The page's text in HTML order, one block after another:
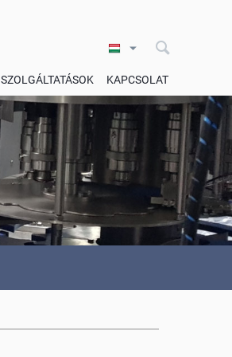
SZOLGÁLTATÁSOK KAPCSOLAT